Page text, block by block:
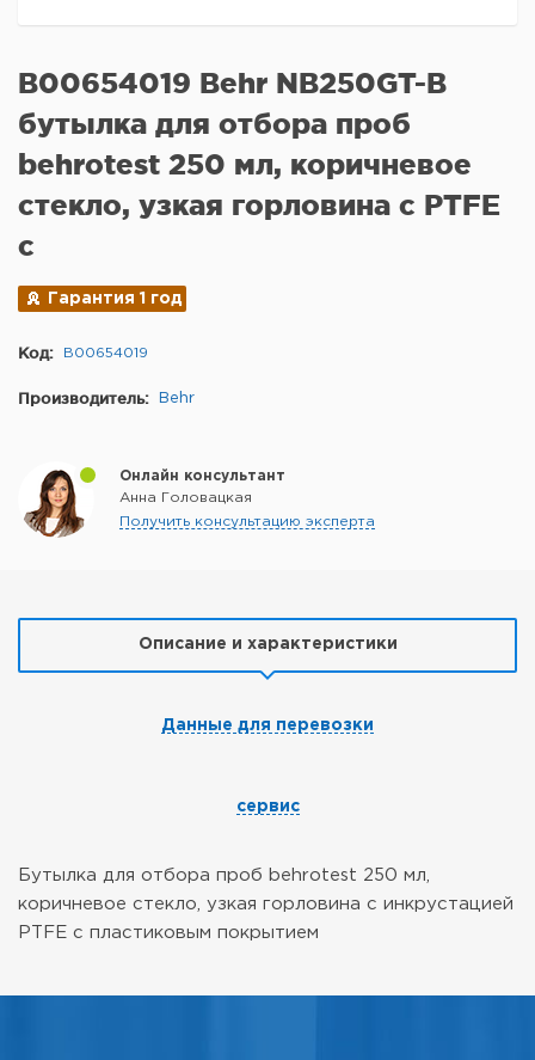
B00654019 Behr NB250GT-B
бутылка для отбора проб
behrotest 250 мл, коричневое
стекло, узкая горловина с PTFE
c
Гарантия 1 год
Код: B00654019
Производитель: Behr
Онлайн консультант
Анна Головацкая
Получить консультацию эксперта
Описание и характеристики
Данные для перевозки
сервис
Бутылка для отбора проб behrotest 250 мл,
коричневое стекло, узкая горловина с инкрустацией
PTFE с пластиковым покрытием